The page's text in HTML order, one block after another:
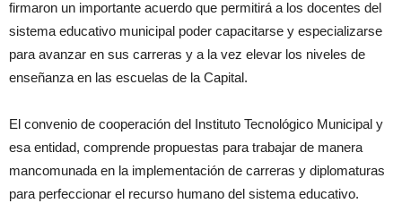
firmaron un importante acuerdo que permitirá a los docentes del
sistema educativo municipal poder capacitarse y especializarse
para avanzar en sus carreras y a la vez elevar los niveles de
enseñanza en las escuelas de la Capital.
El convenio de cooperación del Instituto Tecnológico Municipal y
esa entidad, comprende propuestas para trabajar de manera
mancomunada en la implementación de carreras y diplomaturas
para perfeccionar el recurso humano del sistema educativo.